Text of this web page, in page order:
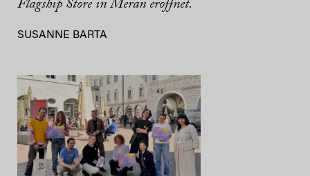
Flagship Store in Meran eröffnet.
SUSANNE BARTA